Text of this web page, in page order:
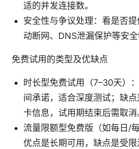
适的并发连接数。
安全性与争议处理：看是否
动断网、DNS泄漏保护等安全
免费试用的类型及优缺点
时长型免费试用（7–30天）
间承诺，适合深度测试；缺
卡信息，试用期结束后需取消
流量限额型免费版（如每日/
优点是长期可用，缺点是受